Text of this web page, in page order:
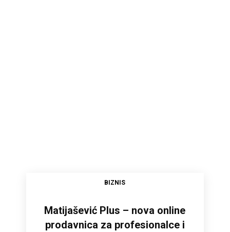
BIZNIS
Matijašević Plus – nova online
prodavnica za profesionalce i